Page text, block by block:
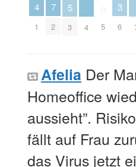
4
1
7
2
5
3 4 5
3
6
Afelia Der
Homeoffice
aussieht”.
fällt auf Frau
das Virus jetzt